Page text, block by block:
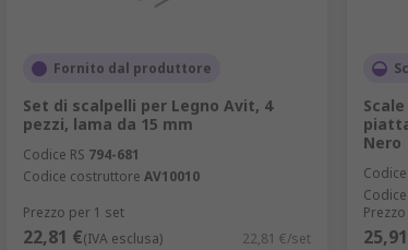
Fornito dal produttore
Set di scalpelli per Legno Avit, 4
pezzi, lama da 15 mm
Codice RS 794-681
Codice costruttore AV10010
Prezzo per 1 set
22,81 €(IVA esclusa) 22,81 €/set
Nero
Codice